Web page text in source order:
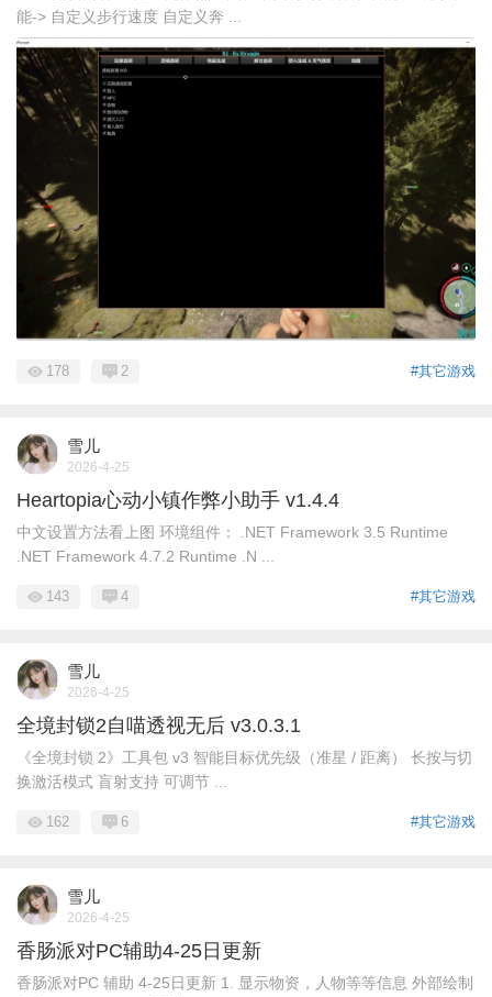
能-> 自定义步行速度 自定义奔 ...
#其它游戏
178 2
雪儿
2026-4-25
Heartopia心动小镇作弊小助手 v1.4.4
中文设置方法看上图 环境组件： .NET Framework 3.5 Runtime
.NET Framework 4.7.2 Runtime .N ...
#其它游戏
143 4
雪儿
2026-4-25
全境封锁2自喵透视无后 v3.0.3.1
《全境封锁 2》工具包 v3 智能目标优先级（准星 / 距离） 长按与切
换激活模式 盲射支持 可调节 ...
#其它游戏
162 6
雪儿
2026-4-25
香肠派对PC辅助4-25日更新
香肠派对PC 辅助 4-25日更新 1. 显示物资，人物等等信息 外部绘制